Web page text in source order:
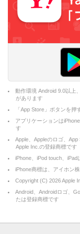
動作環境 Android 9.0以上
があります
「App Store」ボタンを
アプリケーションは
す
Apple、Appleのロゴ、
Apple Inc.の登録商標です
iPhone、iPod touch、iPad
iPhone商標は、アイホン
Copyright (C) 2026Apple
Android、Androidロゴ、
たは登録商標です